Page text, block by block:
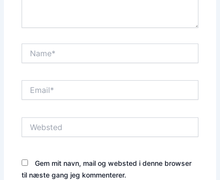
Gem mit navn, mail og websted i denne browser
til næste gang jeg kommenterer.